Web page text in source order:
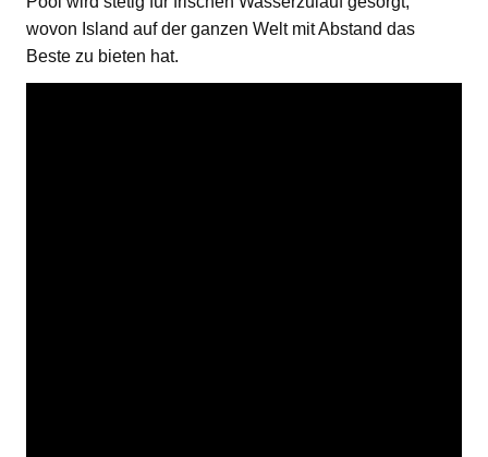
wovon Island auf der ganzen Welt mit Abstand das
Beste zu bieten hat.